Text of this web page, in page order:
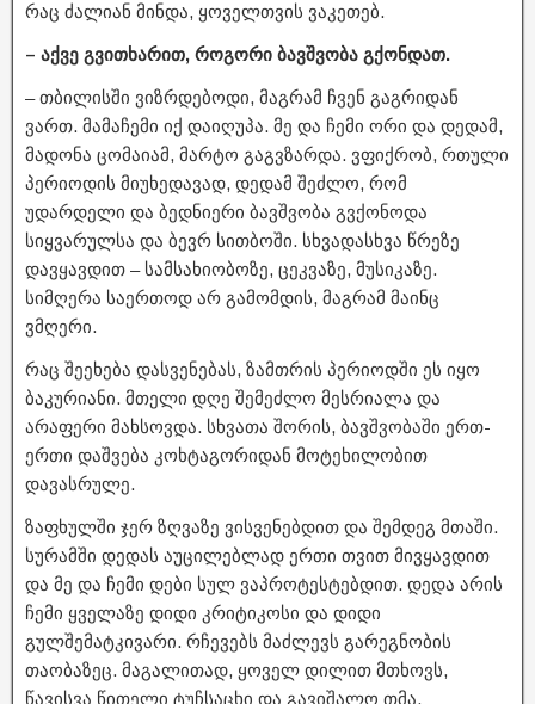
რაც ძალიან მინდა, ყოველთვის ვაკეთებ.
– აქვე გვითხარით, როგორი ბავშვობა გქონდათ.
– თბილისში ვიზრდებოდი, მაგრამ ჩვენ გაგრიდან
ვართ. მამაჩემი იქ დაიღუპა. მე და ჩემი ორი და დედამ,
მადონა ცომაიამ, მარტო გაგვზარდა. ვფიქრობ, რთული
პერიოდის მიუხედავად, დედამ შეძლო, რომ
უდარდელი და ბედნიერი ბავშვობა გვქონოდა
სიყვარულსა და ბევრ სითბოში. სხვადასხვა წრეზე
დავყავდით – სამსახიობოზე, ცეკვაზე, მუსიკაზე.
სიმღერა საერთოდ არ გამომდის, მაგრამ მაინც
ვმღერი.
რაც შეეხება დასვენებას, ზამთრის პერიოდში ეს იყო
ბაკურიანი. მთელი დღე შემეძლო მესრიალა და
არაფერი მახსოვდა. სხვათა შორის, ბავშვობაში ერთ-
ერთი დაშვება კოხტაგორიდან მოტეხილობით
დავასრულე.
ზაფხულში ჯერ ზღვაზე ვისვენებდით და შემდეგ მთაში.
სურამში დედას აუცილებლად ერთი თვით მივყავდით
და მე და ჩემი დები სულ ვაპროტესტებდით. დედა არის
ჩემი ყველაზე დიდი კრიტიკოსი და დიდი
გულშემატკივარი. რჩევებს მაძლევს გარეგნობის
თაობაზეც. მაგალითად, ყოველ დილით მთხოვს,
წავისვა წითელი ტუჩსაცხი და გავიშალო თმა.